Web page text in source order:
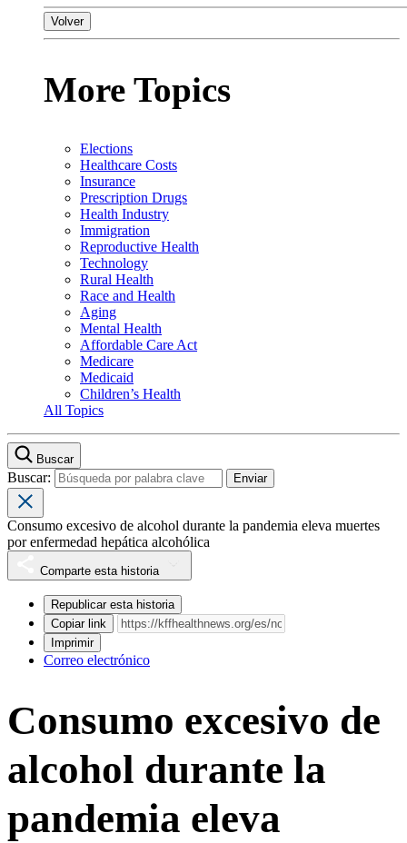
Volver
More Topics
Elections
Healthcare Costs
Insurance
Prescription Drugs
Health Industry
Immigration
Reproductive Health
Technology
Rural Health
Race and Health
Aging
Mental Health
Affordable Care Act
Medicare
Medicaid
Children’s Health
All Topics
Buscar
Buscar:
Consumo excesivo de alcohol durante la pandemia eleva muertes
por enfermedad hepática alcohólica
Comparte esta historia
Republicar esta historia
Copiar link
Imprimir
Correo electrónico
Consumo excesivo de
alcohol durante la
pandemia eleva